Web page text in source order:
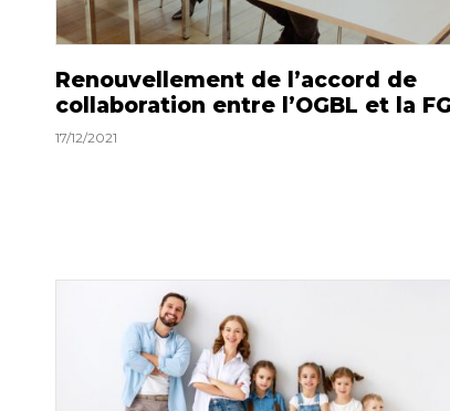
Renouvellement de l’accord de
collaboration entre l’OGBL et la
17/12/2021